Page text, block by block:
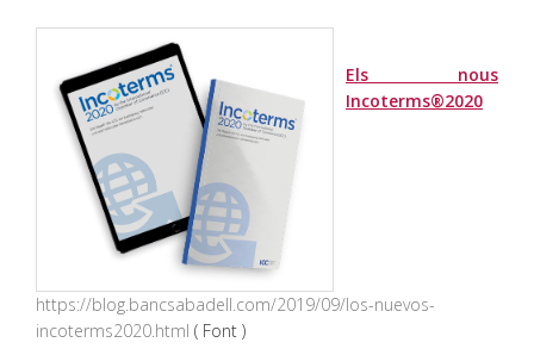
Els nous
Incoterms®2020
https://blog.bancsabadell.com/2019/09/los-nuevos-
incoterms2020.html ( Font )